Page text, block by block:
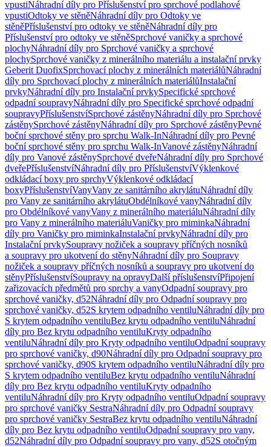
vpustiNáhradní díly pro Příslušenství pro sprchové podlahové
vpustiOdtoky ve stěněNáhradní díly pro Odtoky ve
stěněPříslušenství pro odtoky ve stěněNáhradní díly pro
Příslušenství pro odtoky ve stěněSprchové vaničky a sprchové
plochyNáhradní díly pro Sprchové vaničky a sprchové
plochySprchové vaničky z minerálního materiálu a instalační prvky
Geberit DuofixSprchovací plochy z minerálních materiálůNáhradní
díly pro Sprchovací plochy z minerálních materiálůInstalační
prvkyNáhradní díly pro Instalační prvkySpecifické sprchové
odpadní soupravyNáhradní díly pro Specifické sprchové odpadní
soupravyPříslušenstvíSprchové zástěnyNáhradní díly pro Sprchové
zástěnySprchové zástěnyNáhradní díly pro Sprchové zástěnyPevné
boční sprchové stěny pro sprchu Walk-InNáhradní díly pro Pevné
boční sprchové stěny pro sprchu Walk-InVanové zástěnyNáhradní
díly pro Vanové zástěnySprchové dveřeNáhradní díly pro Sprchové
dveřePříslušenstvíNáhradní díly pro PříslušenstvíVýklenkové
odkládací boxy pro sprchyVýklenkové odkládací
boxyPříslušenstvíVanyVany ze sanitárního akrylátuNáhradní díly
pro Vany ze sanitárního akrylátuObdélníkové vanyNáhradní díly
pro Obdélníkové vanyVany z minerálního materiáluNáhradní díly
pro Vany z minerálního materiáluVaničky pro miminkaNáhradní
díly pro Vaničky pro miminkaInstalační prvkyNáhradní díly pro
Instalační prvkySoupravy nožiček a soupravy příčných nosníků
a soupravy pro ukotvení do stěnyNáhradní díly pro Soupravy
nožiček a soupravy příčných nosníků a soupravy pro ukotvení do
stěnyPříslušenstvíSoupravy na opravyDalší příslušenstvíPřipojení
zařizovacích předmětů pro sprchy a vanyOdpadní soupravy pro
sprchové vaničky, d52Náhradní díly pro Odpadní soupravy pro
sprchové vaničky, d52S krytem odpadního ventiluNáhradní díly pro
S krytem odpadního ventiluBez krytu odpadního ventiluNáhradní
díly pro Bez krytu odpadního ventiluKryty odpadního
ventiluNáhradní díly pro Kryty odpadního ventiluOdpadní soupravy
pro sprchové vaničky, d90Náhradní díly pro Odpadní soupravy pro
sprchové vaničky, d90S krytem odpadního ventiluNáhradní díly pro
S krytem odpadního ventiluBez krytu odpadního ventiluNáhradní
díly pro Bez krytu odpadního ventiluKryty odpadního
ventiluNáhradní díly pro Kryty odpadního ventiluOdpadní soupravy
pro sprchové vaničky SestraNáhradní díly pro Odpadní soupravy
pro sprchové vaničky SestraBez krytu odpadního ventiluNáhradní
díly pro Bez krytu odpadního ventiluOdpadní soupravy pro vany,
d52Náhradní díly pro Odpadní soupravy pro vany, d52S otočným